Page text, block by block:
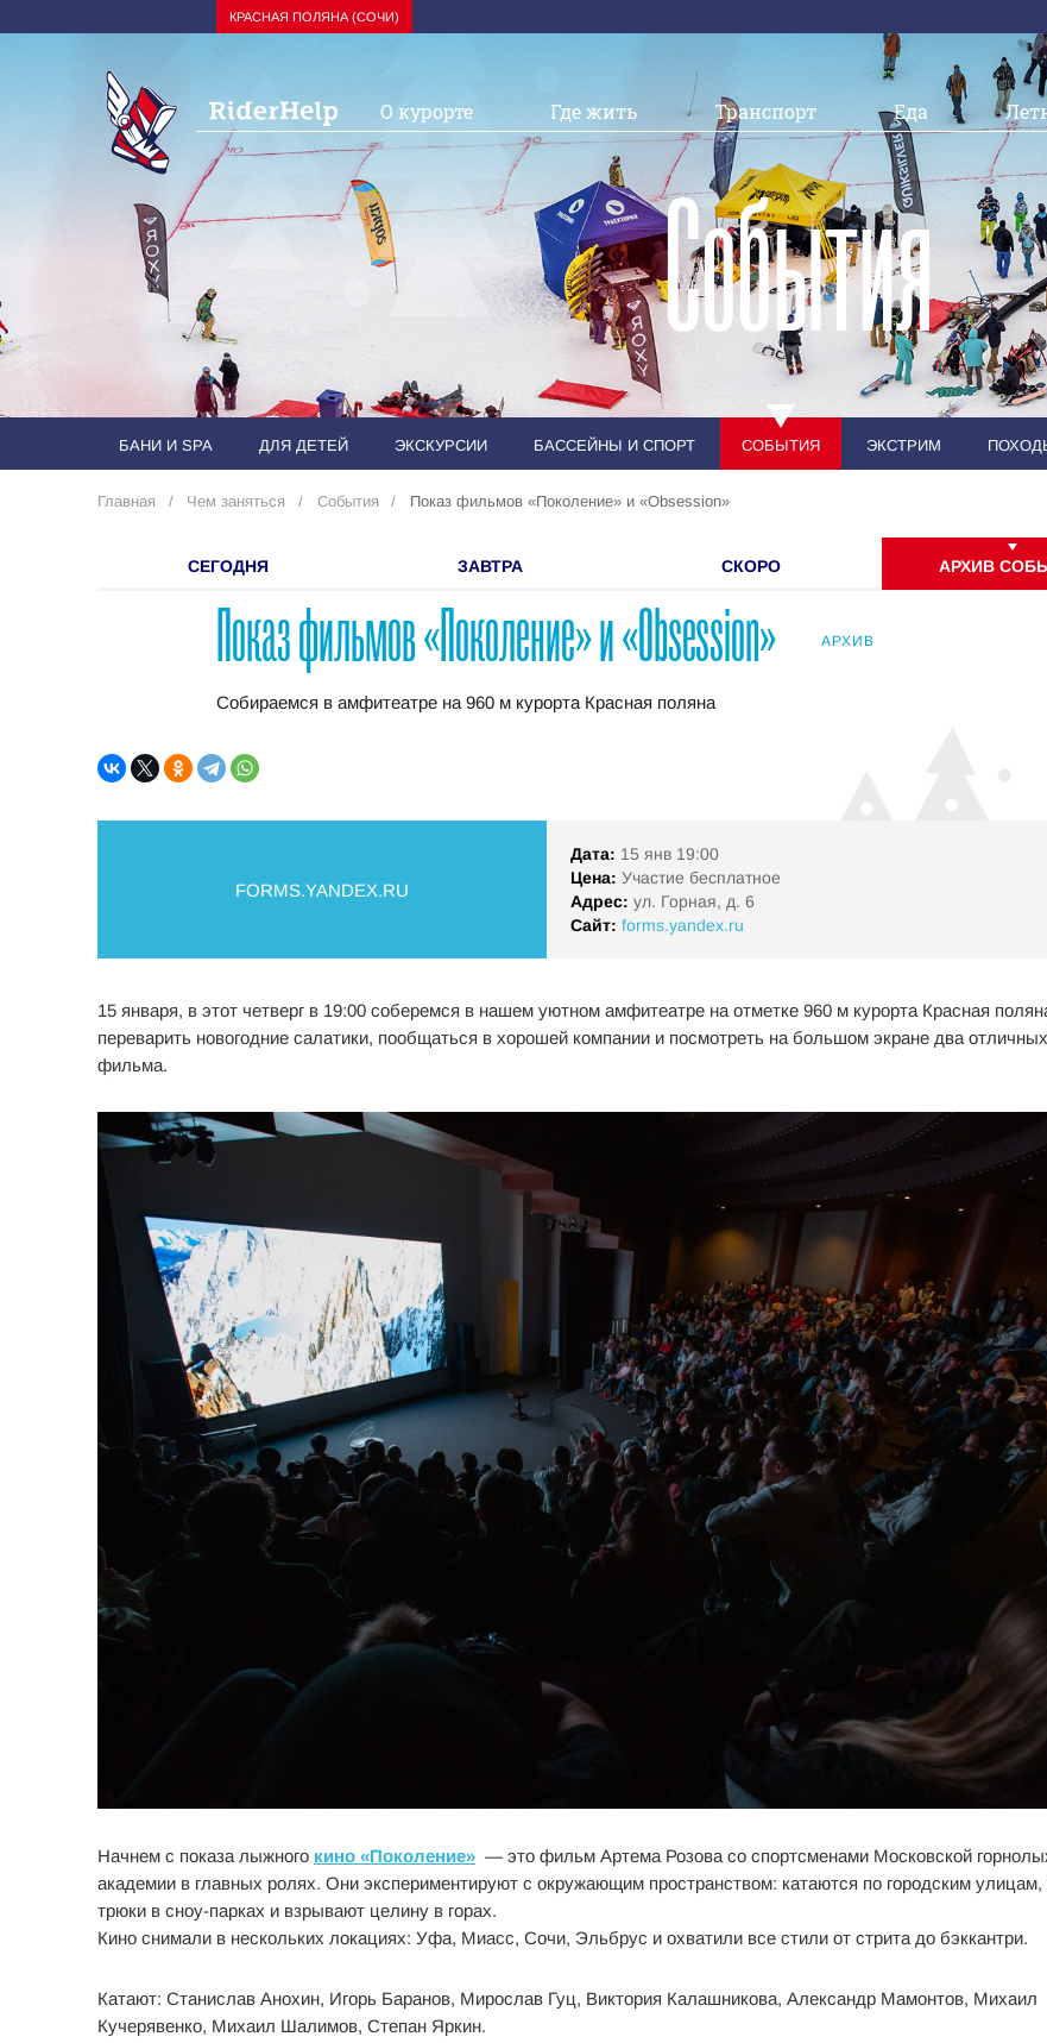
КРАСНАЯ ПОЛЯНА (СОЧИ)
О курорте Где жить Транспорт Еда
События
БАНИ И SPA ДЛЯ ДЕТЕЙ ЭКСКУРСИИ БАССЕЙНЫ И СПОРТ СОБЫТИЯ ЭКСТРИМ
Главная Чем заняться События Показ фильмов «Поколение» и «Obsession»
СЕГОДНЯ ЗАВТРА СКОРО АРХИВ
Показ фильмов «Поколение» и «Obsession» АРХИВ
Собираемся в амфитеатре на 960 м курорта Красная поляна
Дата: 15 янв 19:00
Цена: Участие бесплатное
Адрес: ул. Горная, д. 6
Сайт: forms.yandex.ru
FORMS.YANDEX.RU
15 января, в этот четверг в 19:00 соберемся в нашем уютном амфитеатре на отметке 960 м курорта Красная
переварить новогодние салатики, пообщаться в хорошей компании и посмотреть на большом экране два
фильма.
Начнем с показа лыжного кино «Поколение» — это фильм Артема Розова со спортсменами Московской
академии в главных ролях. Они экспериментируют с окружающим пространством: катаются по городским улицам,
трюки в сноу-парках и взрывают целину в горах.
Кино снимали в нескольких локациях: Уфа, Миасс, Сочи, Эльбрус и охватили все стили от стрита до бэккантри.
Катают: Станислав Анохин, Игорь Баранов, Мирослав Гуц, Виктория Калашникова, Александр Мамонтов, Михаил
Кучерявенко, Михаил Шалимов, Степан Яркин.